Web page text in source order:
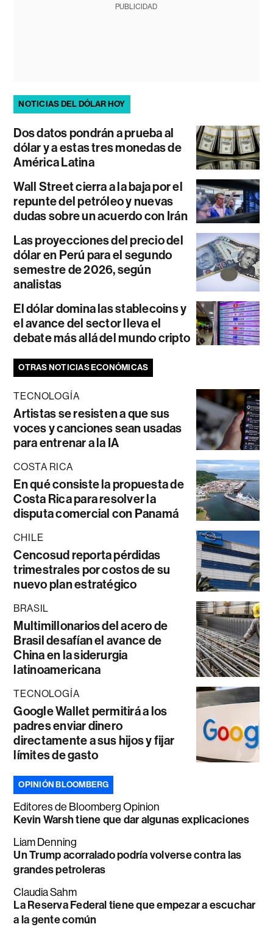
PUBLICIDAD
NOTICIAS DEL DÓLAR HOY
Dos datos pondrán a prueba al
dólar y a estas tres monedas de
América Latina
Wall Street cierra a la baja por el
repunte del petróleo y nuevas
dudas sobre un acuerdo con Irán
Las proyecciones del precio del
dólar en Perú para el segundo
semestre de 2026, según
analistas
El dólar domina las stablecoins y
el avance del sector lleva el
debate más allá del mundo cripto
OTRAS NOTICIAS ECONÓMICAS
TECNOLOGÍA
Artistas se resisten a que sus
voces y canciones sean usadas
para entrenar a la IA
COSTA RICA
En qué consiste la propuesta de
Costa Rica para resolver la
disputa comercial con Panamá
CHILE
Cencosud reporta pérdidas
trimestrales por costos de su
nuevo plan estratégico
BRASIL
Multimillonarios del acero de
Brasil desafían el avance de
China en la siderurgia
latinoamericana
TECNOLOGÍA
Google Wallet permitirá a los
padres enviar dinero
directamente a sus hijos y fijar
límites de gasto
OPINIÓN BLOOMBERG
Editores de Bloomberg Opinion
Kevin Warsh tiene que dar algunas explicaciones
Liam Denning
Un Trump acorralado podría volverse contra las
grandes petroleras
Claudia Sahm
La Reserva Federal tiene que empezar a escuchar
a la gente común